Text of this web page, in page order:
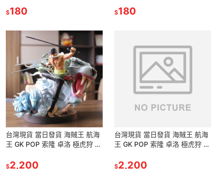
之國 公仔 景品
$180
之國 公仔 景品
$180
台灣現貨 當日發貨 海賊王 航海
王 GK POP 索隆 卓洛 極虎狩 極
公仔 景品 雕
$2,200
台灣現貨 當日發貨 海賊王 航海
王 GK POP 索隆 卓洛 極虎狩 極
公仔 景品 雕
$2,200